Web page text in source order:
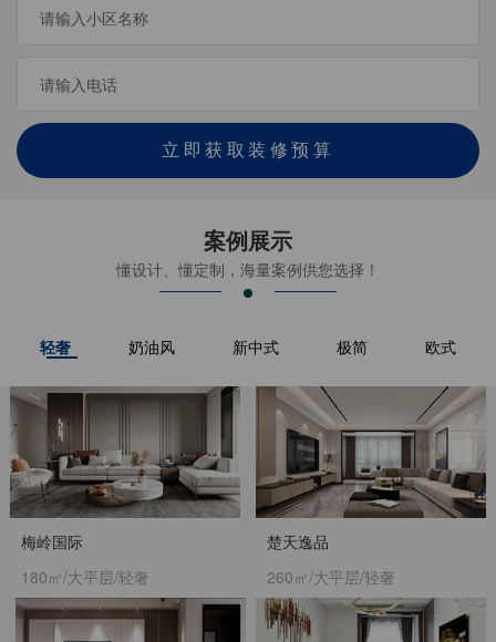
立即获取装修预算
案例展示
懂设计、懂定制，海量案例供您选择！
轻奢 奶油风 新中式 极简 欧式
梅岭国际
180㎡/大平层/轻奢
楚天逸品
260㎡/大平层/轻奢